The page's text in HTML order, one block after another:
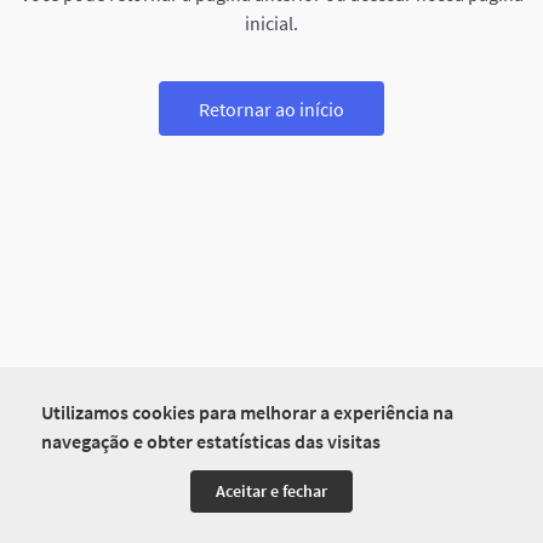
Utilizamos cookies para melhorar a experiência na
navegação e obter estatísticas das visitas
Aceitar e fechar
inicial.
Retornar ao início